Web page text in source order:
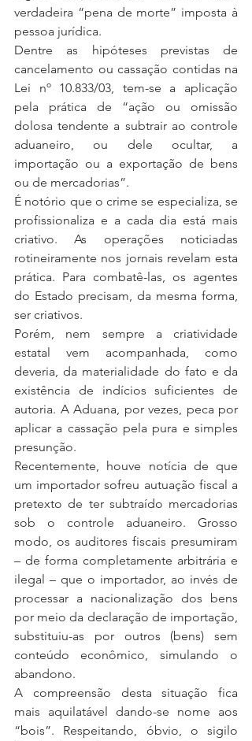
verdadeira “pena de morte” imposta à
pessoa jurídica.
Dentre as hipóteses previstas de
cancelamento ou cassação contidas na
Lei nº 10.833/03, tem-se a aplicação
pela prática de “ação ou omissão
dolosa tendente a subtrair ao controle
aduaneiro, ou dele ocultar, a
importação ou a exportação de bens
ou de mercadorias”.
É notório que o crime se especializa, se
profissionaliza e a cada dia está mais
criativo. As operações noticiadas
rotineiramente nos jornais revelam esta
prática. Para combatê-las, os agentes
do Estado precisam, da mesma forma,
ser criativos.
Porém, nem sempre a criatividade
estatal vem acompanhada, como
deveria, da materialidade do fato e da
existência de indícios suficientes de
autoria. A Aduana, por vezes, peca por
aplicar a cassação pela pura e simples
presunção.
Recentemente, houve notícia de que
um importador sofreu autuação fiscal a
pretexto de ter subtraído mercadorias
sob o controle aduaneiro. Grosso
modo, os auditores fiscais presumiram
– de forma completamente arbitrária e
ilegal – que o importador, ao invés de
processar a nacionalização dos bens
por meio da declaração de importação,
substituiu-as por outros (bens) sem
conteúdo econômico, simulando o
abandono.
A compreensão desta situação fica
mais aquilatável dando-se nome aos
“bois”. Respeitando, óbvio, o sigilo